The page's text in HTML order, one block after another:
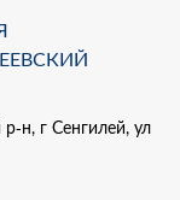
н, г Сенгилей, ул